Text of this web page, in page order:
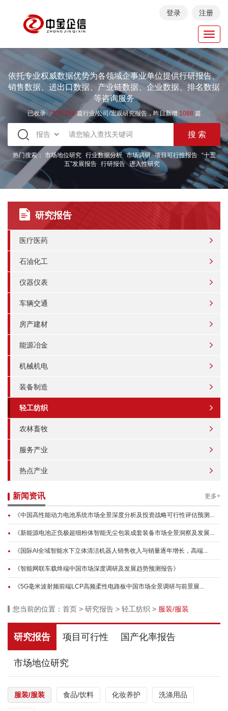
登录 注册
依托专业权威数据优势为各领域企事业单位提供行研报告、
销售数据、进出口数据、产业链数据、企业数据、排名数据
等咨询服务
已收录7.973.258篇行业/公司/宏观研究报告，昨日新增 1088 篇
热门搜索： 市场地位研究 行业数据分析 市场调研 项目可行性报告
“十五
五”发展报告 行研报告 进入性研究
研究报告
医疗医药
石油化工
仪器仪表
车辆交通
房产建材
能源冶金
机械机电
装备制造
轻工纺织
农林畜牧
服务产业
热点产业
新闻资讯 更多+
《中国高性能动力电池系统市场全景深度分析及投资战略可行性评估预测...
《新能源电池正负极超细粉体智能无尘包装成套装备市场全景洞察及发展...
《国际AI全域智能水下立体清洁机器人销售收入与销量逐年增长，高端...
《智能网联车载终端中国市场深度调研及发展趋势预测报告》
《5G毫米波射频前端LCP高频柔性电路板中国市场全景调研与前景展...
您当前的位置： 首页 > 研究报告 > 轻工纺织 > 服装/服装
研究报告 项目可行性 国产化率报告
市场地位研究
服装/服装 食品/饮料 化妆养护 洗涤用品